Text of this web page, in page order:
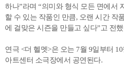
하나”라며 “의미와 형식 모든 면에서
할 수 있는 작품인 만큼, 오랜 시간 작
에 걸맞은 시즌을 만들고 싶다”고 전
연극 <더 헬멧>은 오는 7월 9일부터
아트센터 소극장에서 공연된다.